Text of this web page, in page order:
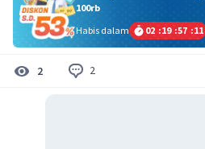
100rb
Habis dalam
02 :19 :57 :11
2 2